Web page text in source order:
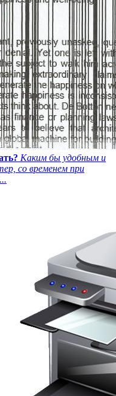
Каким бы удобным и
со временем при